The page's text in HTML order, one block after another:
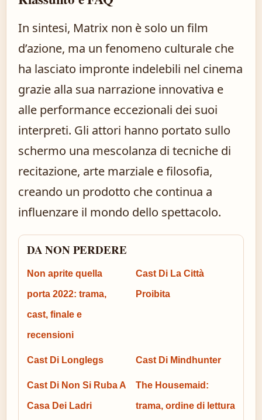
In sintesi, Matrix non è solo un film
d’azione, ma un fenomeno culturale che
ha lasciato impronte indelebili nel cinema
grazie alla sua narrazione innovativa e
alle performance eccezionali dei suoi
interpreti. Gli attori hanno portato sullo
schermo una mescolanza di tecniche di
recitazione, arte marziale e filosofia,
creando un prodotto che continua a
influenzare il mondo dello spettacolo.
DA NON PERDERE
Non aprite quella
porta 2022: trama,
cast, finale e
recensioni
Cast Di La Città
Proibita
Cast Di Longlegs Cast Di Mindhunter
Cast Di Non Si Ruba A
Casa Dei Ladri
The Housemaid:
trama, ordine di lettura